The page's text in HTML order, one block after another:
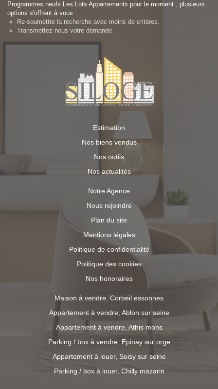
Programmes neufs Les Lots Appartements pour le moment , plusieurs
options s'offrent à vous :
Re-soumettre la recherche avec moins de critères.
Transmettez-nous votre demande
Estimation
Nos biens vendus
Nos outils
Nos actualités
Notre Agence
Nous rejoindre
Plan du site
Mentions légales
Politique de confidentialité
Politique des cookies
Nos honoraires
Maison à vendre, Corbeil essonnes
Appartement à vendre, Ablon sur seine
Appartement à vendre, Athis mons
Parking / box à vendre, Epinay sur orge
Appartement à louer, Soisy sur seine
Parking / box à louer, Chilly mazarin